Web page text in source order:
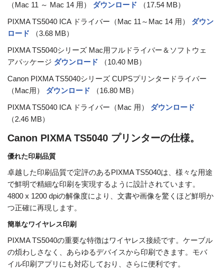
（Mac 11 ～ Mac 14 用） ダウンロード
（17.54 MB）
PIXMA TS5040 ICA ドライバー（Mac 11～Mac 14 用） ダウン
ロード
（3.68 MB）
PIXMA TS5040シリーズ Mac用フルドライバー＆ソフトウェ
アパッケージ ダウンロード
（10.40 MB）
Canon PIXMA TS5040シリーズ CUPSプリンタードライバー
（Mac用） ダウンロード
（16.80 MB）
PIXMA TS5040 ICA ドライバー（Mac 用） ダウンロード
（2.46 MB）
Canon PIXMA TS5040 プリンターの仕様。
優れた印刷品質
卓越した印刷品質で定評のあるPIXMA TS5040は、様々な用途
で鮮明で精細な印刷を実現するように設計されています。
4800 x 1200 dpiの解像度により、文書や画像を驚くほど鮮明か
つ正確に再現します。
簡単なワイヤレス印刷
PIXMA TS5040の重要な特徴はワイヤレス接続です。ケーブル
の煩わしさなく、あらゆるデバイスから印刷できます。モバ
イル印刷アプリにも対応しており、さらに便利です。